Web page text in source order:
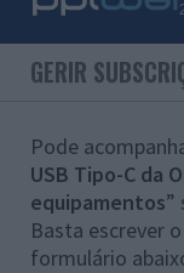
GERIR
Pode
USB Tipo-C da
equipamentos”
Basta escrever
formulário